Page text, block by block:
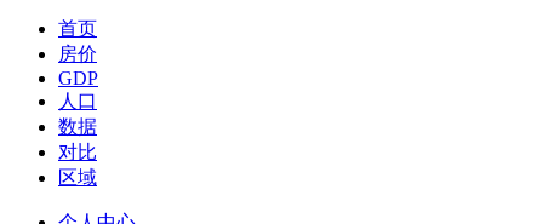
首页
房价
GDP
人口
数据
对比
区域